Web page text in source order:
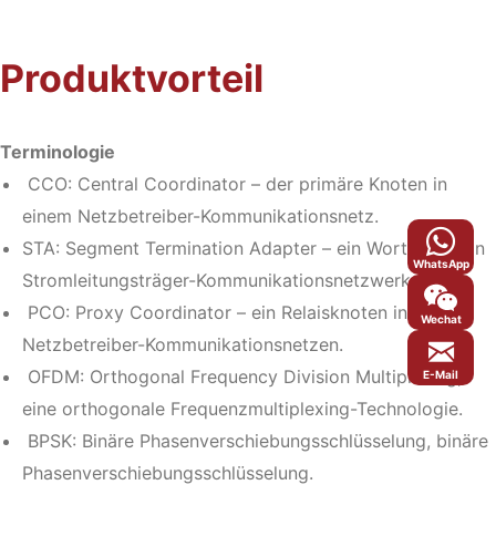
Produktvorteil
Terminologie
CCO: Central Coordinator – der primäre Knoten in
einem Netzbetreiber-Kommunikationsnetz.
STA: Segment Termination Adapter – ein Wortknoten in
Stromleitungsträger-Kommunikationsnetzwerken.
PCO: Proxy Coordinator – ein Relaisknoten in
Netzbetreiber-Kommunikationsnetzen.
OFDM: Orthogonal Frequency Division Multiplexing,
eine orthogonale Frequenzmultiplexing-Technologie.
BPSK: Binäre Phasenverschiebungsschlüsselung, binäre
Phasenverschiebungsschlüsselung.
WhatsApp
Wechat
E-Mail